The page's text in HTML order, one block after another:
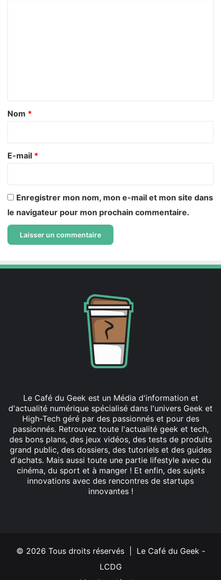
a
r
e
Nom *
E-mail *
Enregistrer mon nom, mon e-mail et mon site dans
le navigateur pour mon prochain commentaire.
Le Café du Geek est un Média d'information et
d'actualité numérique spécialisé dans l'univers Geek et
High-Tech géré par des passionnés et pour des
passionnés. Retrouvez toute l'actualité geek et tech,
des bons plans, des jeux vidéos, des tests de produits
grand public, des dossiers, des tutoriels et des guides
d'achats. Mais aussi toute une partie lifestyle avec du
cinéma, du sport et à manger ! Et enfin, des sujets
innovations avec des rencontres de startups
innovantes !
© 2026 Tous droits réservés | Le Café du Geek -
LCDG